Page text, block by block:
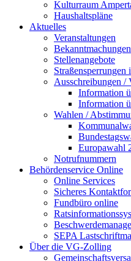
Kulturraum
Haushaltspläne
Aktuelles
Veranstaltungen
Bekanntmachungen
Stellenangebote
Ausschreibungen /
Information
Information
Wahlen /
Europawahl
Notrufnummern
Behördenservice Online
Online Services
Sicheres
Fundbüro online
SEPA
Über die VG-Zolling